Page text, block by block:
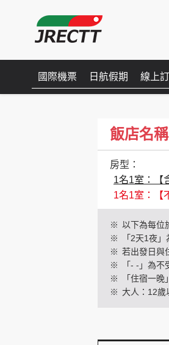
國際機票 日航假期 線上
飯店名
房型：
1名1室：【
1名1室：【
※ 以下為每位
※
「2天1夜
※ 若出發日與
※
「- -」為
※
「住宿一
※ 大人：12歲